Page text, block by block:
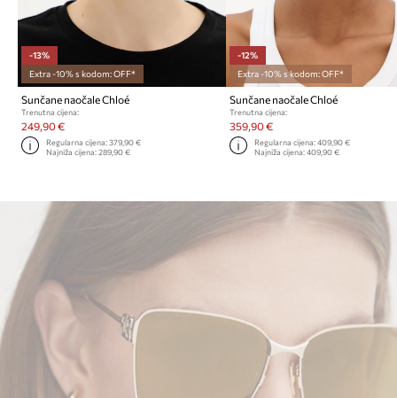
-13%
Extra -10% s kodom: OFF*
Sunčane naočale Chloé
Trenutna cijena:
249,90 €
Regularna cijena:379,90 €
Najniža cijena:289,90 €
-12%
Extra -10% s kodom: OFF*
Sunčane naočale Chloé
Trenutna cijena:
359,90 €
Regularna cijena: 409,90 €
Najniža cijena: 409,90 €